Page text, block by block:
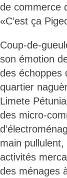
de commerce
«C’est ça
Coup-de-
son émotion
des échoppes
quartier
Limete
des micro-
main
activités
des ménages